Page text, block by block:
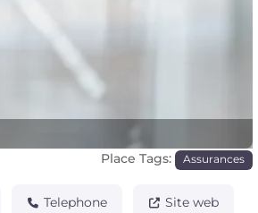
Place Tags: Assurances
Telephone Site web